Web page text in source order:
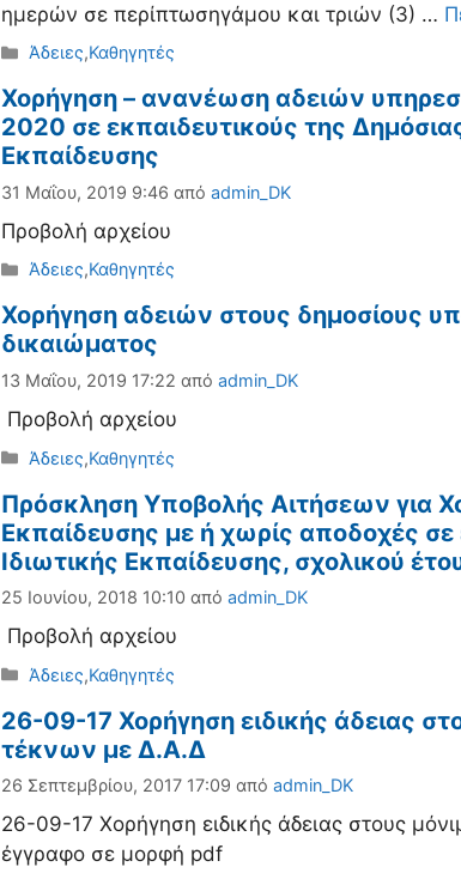
ημερών σε περίπτωσηγάμου και τριών (3) …
Κατηγορίες
Άδειες,Καθηγητές
Χορήγηση – ανανέωση αδειών
2020 σε εκπαιδευτικούς της
Εκπαίδευσης
31 Μαΐου, 2019 9:46 από admin_DK
Προβολή αρχείου
Κατηγορίες
Άδειες,Καθηγητές
Χορήγηση αδειών στους δημοσίους
δικαιώματος
13 Μαΐου, 2019 17:22 από admin_DK
Προβολή αρχείου
Κατηγορίες
Άδειες,Καθηγητές
Πρόσκληση Υποβολής Αιτήσεων για
Εκπαίδευσης με ή χωρίς αποδοχές σε
Ιδιωτικής Εκπαίδευσης, σχολικού
25 Ιουνίου, 2018 10:10 από admin_DK
Προβολή αρχείου
Κατηγορίες
Άδειες,Καθηγητές
26-09-17 Χορήγηση ειδικής άδειας
τέκνων με Δ.Α.Δ
26 Σεπτεμβρίου, 2017 17:09 από admin_DK
26-09-17 Χορήγηση ειδικής άδειας στους
έγγραφο σε μορφή pdf